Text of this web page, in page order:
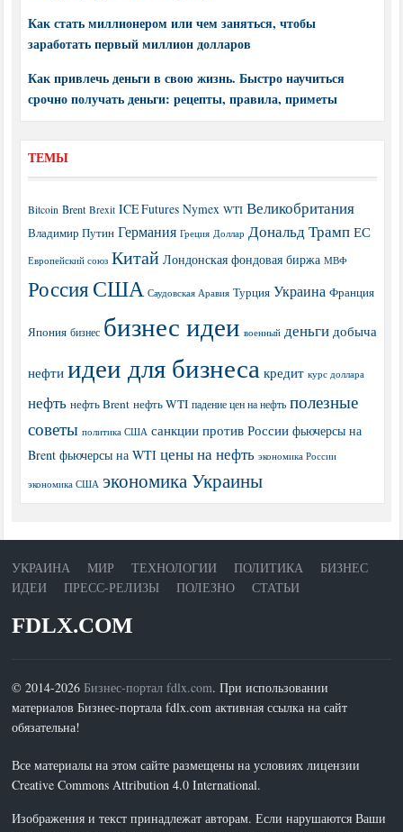
Как стать миллионером или чем заняться, чтобы
заработать первый миллион долларов
Как привлечь деньги в свою жизнь. Быстро научиться
срочно получать деньги: рецепты, правила, приметы
ТЕМЫ
Bitcoin Brent Brexit ICE Futures Nymex WTI Великобритания
Владимир Путин Германия Греция Доллар Дональд Трамп ЕС
Европейский союз Китай Лондонская фондовая биржа МВФ
РоссияСША Саудовская Аравия Турция Украина Франция
Япония бизнес бизнес идеи военный деньги добыча
нефти идеи для бизнеса кредит курс доллара
нефть нефть Brent нефть WTI падение цен на нефть полезные
советы политика США санкции против России фьючерсы на
Brent фьючерсы на WTI цены на нефть экономика России
экономика США экономика Украины
УКРАИНА МИР ТЕХНОЛОГИИ ПОЛИТИКА
БИЗНЕС
ИДЕИ
ПРЕСС-РЕЛИЗЫ ПОЛЕЗНО СТАТЬИ
FDLX.COM
© 2014-2026Бизнес-портал fdlx.com. При использовании
материалов Бизнес-портала fdlx.com активная ссылка на сайт
обязательна!
Все материалы на этом сайте размещены на условиях лицензии
Creative Commons Attribution 4.0 International.
Изображения и текст принадлежат авторам. Если нарушаются Ваши